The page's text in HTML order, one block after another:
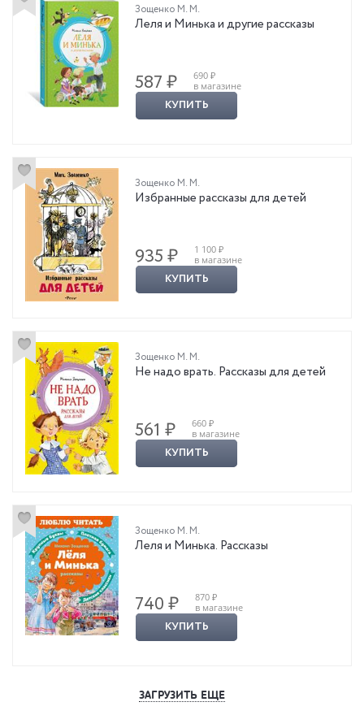
Зощенко М. М.
Леля и Минька и другие рассказы
587 ₽
690 ₽
в магазине
КУПИТЬ
Зощенко М. М.
Избранные рассказы для детей
935 ₽
1 100 ₽
в магазине
КУПИТЬ
Зощенко М. М.
Не надо врать. Рассказы для детей
561 ₽
660 ₽
в магазине
КУПИТЬ
Зощенко М. М.
Леля и Минька. Рассказы
740 ₽
870 ₽
в магазине
КУПИТЬ
ЗАГРУЗИТЬ ЕЩЕ